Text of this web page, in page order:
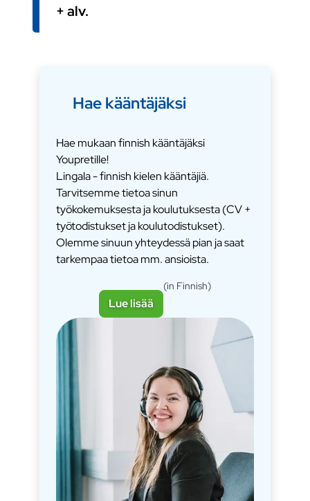
+ alv.
Hae kääntäjäksi
Hae mukaan finnish kääntäjäksi
Youpretille!
Lingala - finnish kielen kääntäjiä.
Tarvitsemme tietoa sinun
työkokemuksesta ja koulutuksesta (CV +
työtodistukset ja koulutodistukset).
Olemme sinuun yhteydessä pian ja saat
tarkempaa tietoa mm. ansioista.
Lue lisää
(in Finnish)